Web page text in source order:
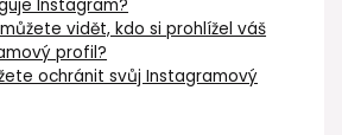
Instagram?
vidět, kdo si prohlížel váš
profil?
ochránit svůj Instagramový